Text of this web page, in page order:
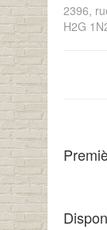
2396,
H2G